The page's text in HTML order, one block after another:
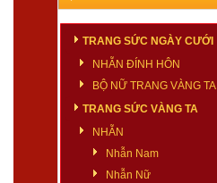
TRANG SỨC NGÀY CƯỚI
NHẪN ĐÍNH HÔN
BỘ NỮ TRANG VÀNG TA
TRANG SỨC VÀNG TA
NHẪN
Nhẫn Nam
Nhẫn Nữ